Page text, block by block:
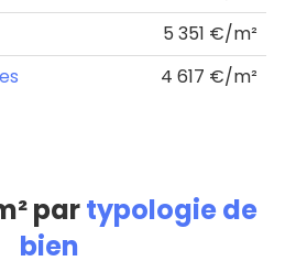
5 351 €/m²
4 617 €/m²
partypologie de
bien